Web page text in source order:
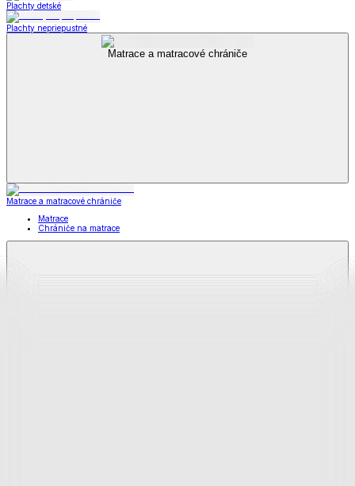
Plachty detské
Plachty nepriepustné
Matrace a matracové chrániče
Matrace a matracové chrániče
Matrace
Chrániče na matrace